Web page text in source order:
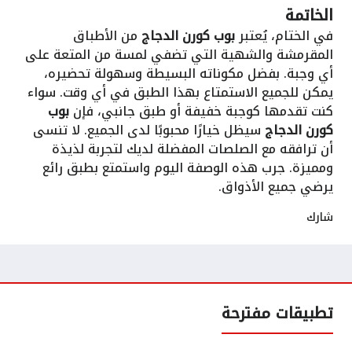
الخاتمة
في الختام، يُعتبربوب كورن الدجاج من الأطباق
المقرمشة والشهية التي تضفي لمسة من المتعة على
أي وجبة. بفضل مكوناته البسيطة وسهولة تحضيره،
يمكن للجميع الاستمتاع بهذا الطبق في أي وقت. سواء
كنت تقدمها كوجبة خفيفة أو طبق جانبي، فإنبوب
كورن الدجاج سيظل خيارًا محبوبًا لدى الجميع. لا تنسى
أن ترافقه مع الصلصات المفضلة لديك لتجربة لذيذة
ومميزة. جرب هذه الوصفة اليوم واستمتع بطبق رائع
يرضي جميع الأذواق.
شارك
تطبيقات مفترحة